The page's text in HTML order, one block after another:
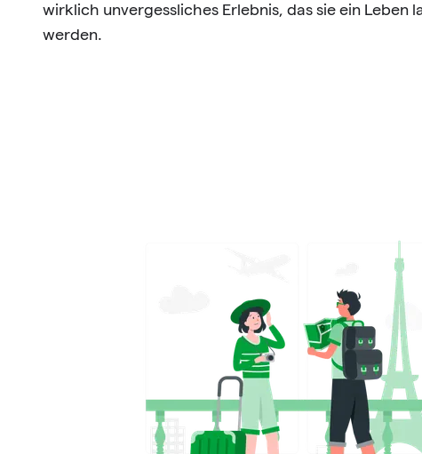
wirklich unvergessliches Erlebnis, das sie ein Leben
werden.